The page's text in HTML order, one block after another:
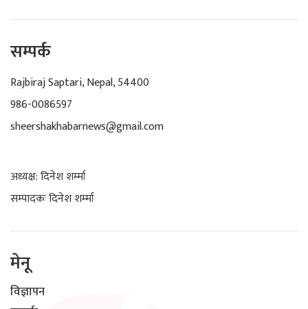
सम्पर्क
Rajbiraj Saptari, Nepal, 54400
986-0086597
sheershakhabarnews@gmail.com
अध्यक्ष: दिनेश शर्म्मा
सम्पादकः दिनेश शर्म्मा
मेनू
विज्ञापन